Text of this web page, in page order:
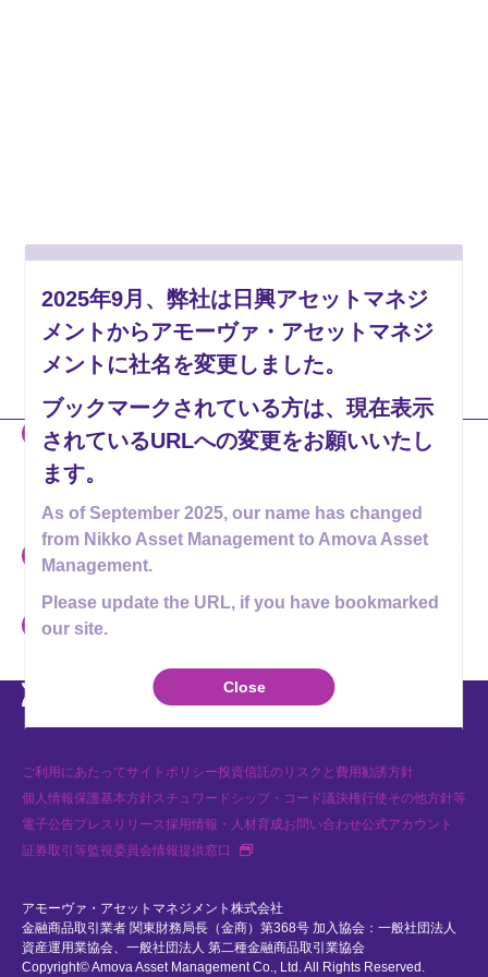
当社のホームページには、投資者の皆様への情報提供などを目的とし
資料も掲載されております。販売会社の皆様は、それらを用いた当社
投資信託の勧誘を行なわないようお願い申し上げます。
いわゆるファンド形態での投資勧誘等に関するご注意
ご利用にあたってサイトポリシー投資信託のリスクと費用勧誘方針
個人情報保護基本方針スチュワードシップ・コード議決権行使その他方針等
電子公告プレスリリース採用情報・人材育成お問い合わせ公式アカウント
証券取引等監視委員会情報提供窓口
新規タブで開く
アモーヴァ・アセットマネジメント株式会社
金融商品取引業者 関東財務局長（金商）第368号 加入協会：一般社団法人
資産運用業協会、一般社団法人 第二種金融商品取引業協会
Copyright© Amova Asset Management Co., Ltd. All Rights Reserved.
2025年9月、弊社は日興アセットマネジ
メントからアモーヴァ・アセットマネジ
メントに社名を変更しました。
ブックマークされている方は、現在表示
されているURLへの変更をお願いいたし
ます。
As of September 2025, our name has changed
from Nikko Asset Management to Amova Asset
Management.
Please update the URL, if you have bookmarked
our site.
Close